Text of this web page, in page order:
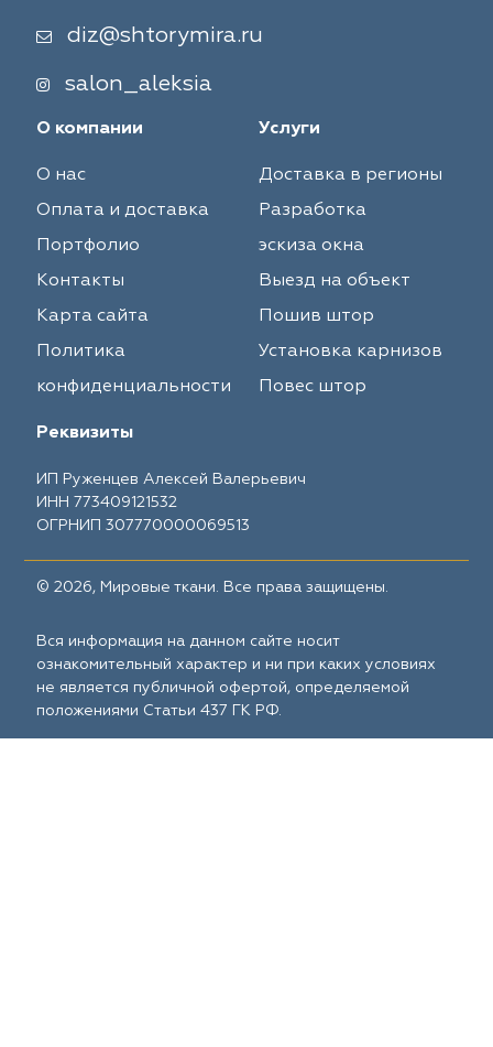
diz@shtorymira.ru
salon_aleksia
О компании
О нас
Оплата и доставка
Портфолио
Контакты
Карта сайта
Политика
конфиденциальности
Услуги
Доставка в регионы
Разработка
эскиза окна
Выезд на объект
Пошив штор
Установка карнизов
Повес штор
Реквизиты
ИП Руженцев Алексей Валерьевич
ИНН 773409121532
ОГРНИП 307770000069513
© 2026, Мировые ткани. Все права защищены.
Вся информация на данном сайте носит
ознакомительный характер и ни при каких условиях
не является публичной офертой, определяемой
положениями Статьи 437 ГК РФ.